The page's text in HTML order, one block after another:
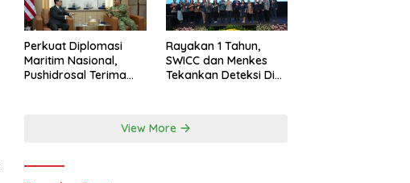
Perkuat Diplomasi
Maritim Nasional,
Pushidrosal Terima
Rayakan 1 Tahun,
SWICC dan Menkes
Tekankan Deteksi Dini
View More